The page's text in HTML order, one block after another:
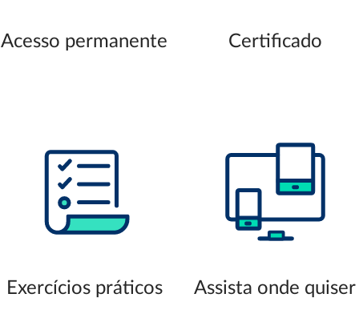
Acesso permanente Certificado
Exercícios práticos Assista onde quiser